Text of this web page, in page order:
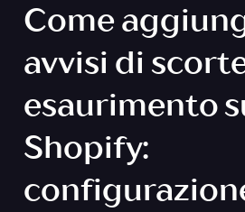
Come
avvisi di
esaurimento
Shopify: